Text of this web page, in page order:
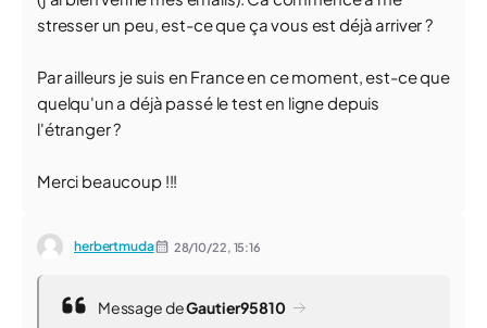
stresser un peu, est-ce que ça vous est déjà arriver ?
Par ailleurs je suis en France en ce moment, est-ce que
quelqu'un a déjà passé le test en ligne depuis
l'étranger ?
Merci beaucoup !!!
herbertmuda 28/10/22, 15:16
Message deGautier95810